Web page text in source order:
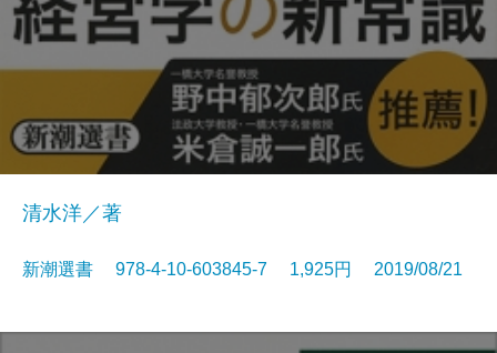
清水洋／著
新潮選書 978-4-10-603845-7 1,925円 2019/08/21